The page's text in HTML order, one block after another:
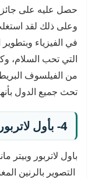
وعلى ذلك لقد استغلت
في الفيزياء
التي تحب السلام،
من الفيلسوف
تحث جميع الدول
4- بأول لاتربور وبيتر مانسفيلد
باول لاتربور وبيتر
التصوير بالرنين